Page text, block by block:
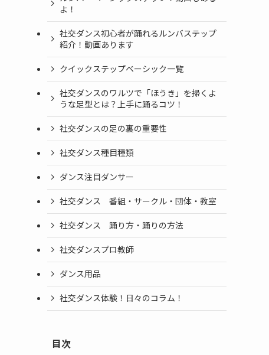
よ！
社交ダンス初心者が踊れるルンバステップ
紹介！動画あります
クイックステップベーシック一覧
社交ダンスのワルツで「ほうき」を掃くよ
うな足型とは？上手に踊るコツ！
社交ダンスの足の裏の重要性
社交ダンス種目種類
ダンス注目ダンサー
社交ダンス 番組・サークル・団体・教室
社交ダンス 踊り方・踊りの方法
社交ダンスプロ教師
ダンス用品
社交ダンス体験！日々のコラム！
目次